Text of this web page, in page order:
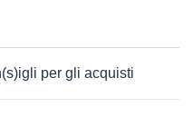
per gli acquisti